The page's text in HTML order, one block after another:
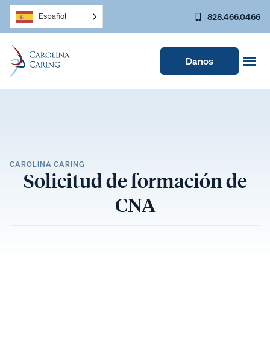
Español 828.466.0466
Danos
CAROLINA CARING
Solicitud de formación de
CNA